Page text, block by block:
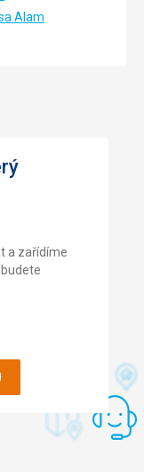
aj nonstop.
přes Google
Alam
a zařídíme